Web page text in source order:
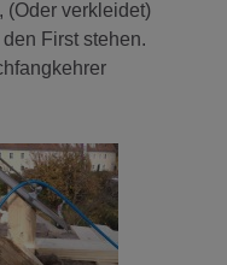
(Oder verkleidet)
First stehen.